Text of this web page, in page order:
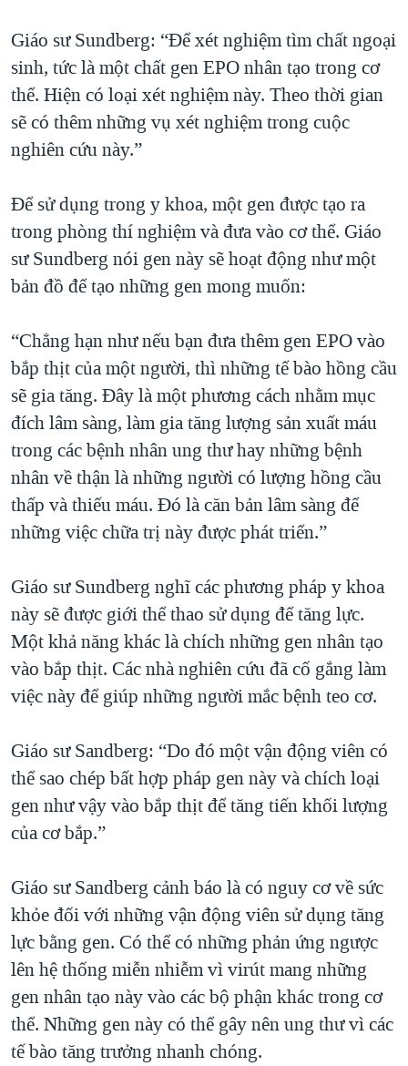
Giáo sư Sundberg: “Để xét nghiệm tìm chất ngoại
sinh, tức là một chất gen EPO nhân tạo trong cơ
thể. Hiện có loại xét nghiệm này. Theo thời gian
sẽ có thêm những vụ xét nghiệm trong cuộc
nghiên cứu này.”
Để sử dụng trong y khoa, một gen được tạo ra
trong phòng thí nghiệm và đưa vào cơ thể. Giáo
sư Sundberg nói gen này sẽ hoạt động như một
bản đồ để tạo những gen mong muốn:
“Chẳng hạn như nếu bạn đưa thêm gen EPO vào
bắp thịt của một người, thì những tế bào hồng cầu
sẽ gia tăng. Đây là một phương cách nhằm mục
đích lâm sàng, làm gia tăng lượng sản xuất máu
trong các bệnh nhân ung thư hay những bệnh
nhân về thận là những người có lượng hồng cầu
thấp và thiếu máu. Đó là căn bản lâm sàng để
những việc chữa trị này được phát triển.”
Giáo sư Sundberg nghĩ các phương pháp y khoa
này sẽ được giới thể thao sử dụng để tăng lực.
Một khả năng khác là chích những gen nhân tạo
vào bắp thịt. Các nhà nghiên cứu đã cố gắng làm
việc này để giúp những người mắc bệnh teo cơ.
Giáo sư Sandberg: “Do đó một vận động viên có
thể sao chép bất hợp pháp gen này và chích loại
gen như vậy vào bắp thịt để tăng tiến khối lượng
của cơ bắp.”
Giáo sư Sandberg cảnh báo là có nguy cơ về sức
khỏe đối với những vận động viên sử dụng tăng
lực bằng gen. Có thể có những phản ứng ngược
lên hệ thống miễn nhiễm vì virút mang những
gen nhân tạo này vào các bộ phận khác trong cơ
thể. Những gen này có thể gây nên ung thư vì các
tế bào tăng trưởng nhanh chóng.